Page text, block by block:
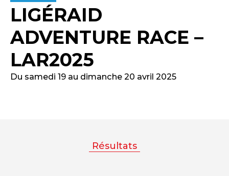
LIGÉRAID
ADVENTURE RACE –
LAR2025
Du samedi 19 au dimanche 20 avril 2025
Résultats